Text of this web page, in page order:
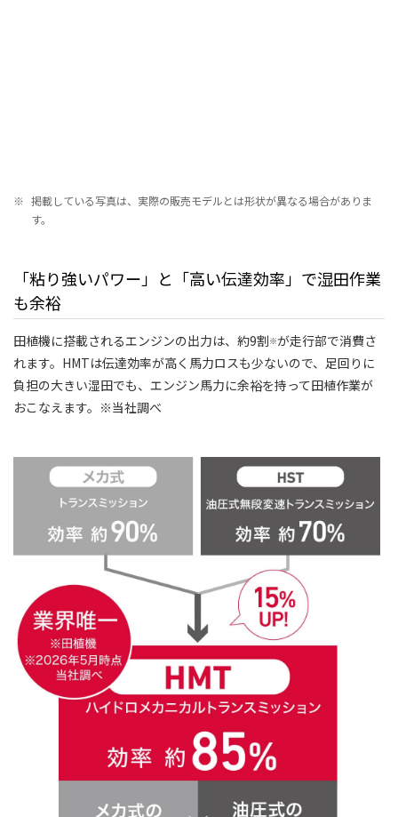
※ 掲載している写真は、実際の販売モデルとは形状が異なる場合がありま
す。
「粘り強いパワー」と「高い伝達効率」で湿田作業
も余裕
田植機に搭載されるエンジンの出力は、約9割※が走行部で消費さ
れます。HMTは伝達効率が高く馬力ロスも少ないので、足回りに
負担の大きい湿田でも、エンジン馬力に余裕を持って田植作業が
おこなえます。※当社調べ